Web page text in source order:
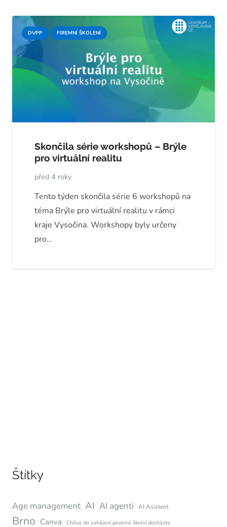
DVPP FIREMNÍ ŠKOLENÍ
Skončila série workshopů – Brýle
pro virtuální realitu
před 4 roky
Tento týden skončila série 6 workshopů na
téma Brýle pro virtuální realitu v rámci
kraje Vysočina. Workshopy byly určeny
pro…
Štítky
Age management AI AI agenti AI Asistent
Brno Canva Chůva do zahájení povinné školní docházky